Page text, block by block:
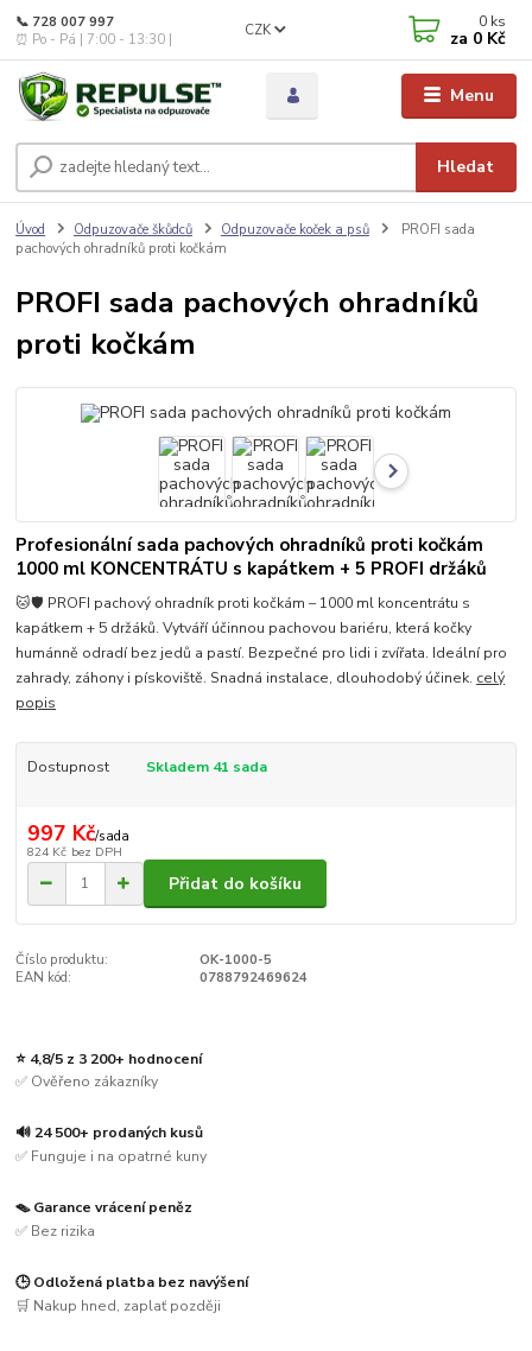
Menu
CZK
Hledat
📞 728 007 997
⏰ Po - Pá | 7:00 - 13:30 |
0 ks
za 0 Kč
Úvod Odpuzovače škůdců Odpuzovače koček a psů
PROFI sada
pachových ohradníků proti kočkám
PROFI sada pachových ohradníků
proti kočkám
Profesionální sada pachových ohradníků proti kočkám
1000 ml KONCENTRÁTU s kapátkem + 5 PROFI držáků
🐱🛡️ PROFI pachový ohradník proti kočkám – 1000 ml koncentrátu s
kapátkem + 5 držáků. Vytváří účinnou pachovou bariéru, která kočky
humánně odradí bez jedů a pastí. Bezpečné pro lidi i zvířata. Ideální pro
zahrady, záhony i pískoviště. Snadná instalace, dlouhodobý účinek. celý
popis
Dostupnost Skladem 41 sada
997 Kč/sada
824 Kč bez DPH
Přidat do košíku
Číslo produktu:
OK-1000-5
EAN kód:
0788792469624
⭐ 4,8/5 z 3 200+ hodnocení
✅ Ověřeno zákazníky
🔊 24 500+ prodaných kusů
✅ Funguje i na opatrné kuny
🪤 Garance vrácení peněz
✅ Bez rizika
🕒 Odložená platba bez navýšení
🛒 Nakup hned, zaplať později